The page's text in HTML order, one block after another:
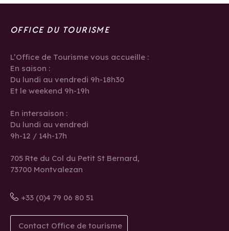
OFFICE DU TOURISME
L’Office de Tourisme vous accueille :
En saison :
Du lundi au vendredi 9h-18h30
Et le weekend 9h-19h
En intersaison :
Du lundi au vendredi
9h-12 / 14h-17h
705 Rte du Col du Petit St Bernard,
73700 Montvalezan
+33 (0)4 79 06 80 51
Contact Office de tourisme